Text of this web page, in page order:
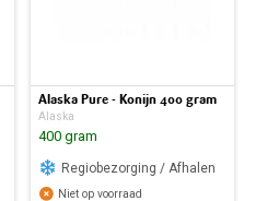
Alaska Pure - Konijn 400 gram
Alaska
400 gram
Regiobezorging / Afhalen
Niet op voorraad